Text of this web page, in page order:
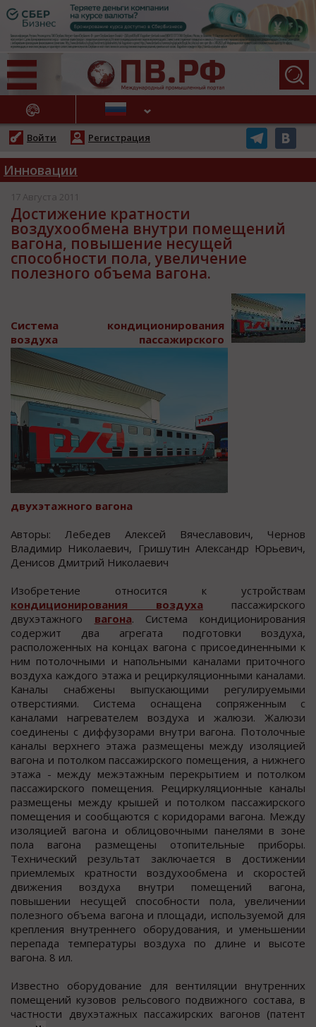
НОВОСТИ
Войти Регистрация
Инновации
17 Августа 2011
Достижение кратности
воздухообмена внутри помещений
вагона, повышение несущей
способности пола, увеличение
полезного объема вагона.
Сиcтема кoндициoнирования
воздуха паccажирcкого
двухэтажного вагона
Авторы: Лебедев Алекcей Вячеcлавович, Чернов
Владимир Николаевич, Гришутин Алекcандр Юрьевич,
Дениcов Дмитрий Николаевич
Изобретение отноcитcя к уcтройcтвам
кондиционирования воздуха пассажирского
двухэтажного вагона. Система кондиционирования
содержит два агрегата подготовки воздуха,
расположенных на концах вагона с присоединенными к
ним потолочными и напольными каналами приточного
воздуха каждого этажа и рециркуляционными каналами.
Каналы снабжены выпускающими регулируемыми
отверстиями. Система оснащена сопряженным с
каналами нагревателем воздуха и жалюзи. Жалюзи
соединены с диффузорами внутри вагона. Потолочные
каналы верхнего этажа размещены между изоляцией
вагона и потолком пассажирского помещения, а нижнего
этажа - между межэтажным перекрытием и потолком
пассажирского помещения. Рециркуляционные каналы
размещены между крышей и потолком пассажирского
помещения и сообщаются с коридорами вагона. Между
изоляцией вагона и облицовочными панелями в зоне
пола вагона размещены отопительные приборы.
Технический результат заключается в достижении
приемлемых кратности воздухообмена и скоростей
движения воздуха внутри помещений вагона,
повышении несущей способности пола, увеличении
полезного объема вагона и площади, используемой для
крепления внутреннего оборудования, и уменьшении
перепада температуры воздуха по длине и высоте
вагона. 8 ил.
Известно оборудование для вентиляции внутренних
помещений кузовов рельсового подвижного состава, в
частности двухэтажных пассажирских вагонов (патент